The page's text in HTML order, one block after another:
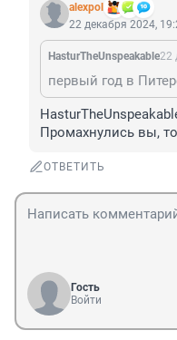
alexpol
22 декабря 2024,
HasturTheUnspeakable22
пeрвый год в
Промахнулись вы,
ОТВЕТИТЬ
Гость
Войти